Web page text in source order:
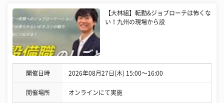
【大林組】転勤&ジョブローテは怖くな
い！九州の現場から設
開催日時 2026年08月27日(木) 15:00〜16:00
開催場所 オンラインにて実施